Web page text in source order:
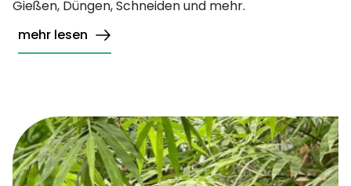
Gießen, Düngen, Schneiden und mehr.
mehr lesen